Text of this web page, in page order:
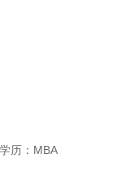
历：MBA